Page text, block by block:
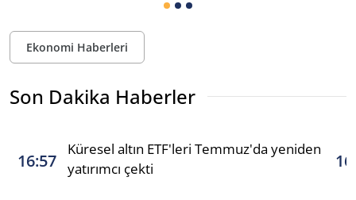
Ekonomi Haberleri
Son Dakika Haberler
16:57
Küresel altın ETF'leri Temmuz'da yeniden
yatırımcı çekti